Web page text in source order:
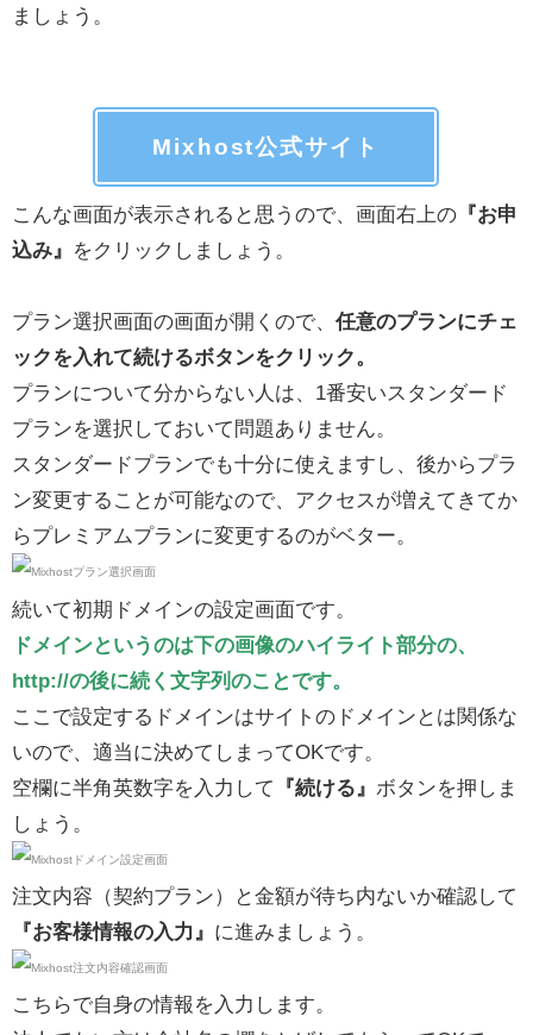
ましょう。
Mixhost公式サイト
こんな画面が表示されると思うので、画面右上の 『お申
込み』
をクリックしましょう。
プラン選択画面の画面が開くので、 任意のプランにチェ
ックを入れて続けるボタンをクリック。
プランについて分からない人は、1番安いスタンダード
プランを選択しておいて問題ありません。
スタンダードプランでも十分に使えますし、後からプラ
ン変更することが可能なので、アクセスが増えてきてか
らプレミアムプランに変更するのがベター。
続いて初期ドメインの設定画面です。
ドメインというのは下の画像のハイライト部分の、
http://の後に続く文字列のことです。
ここで設定するドメインはサイトのドメインとは関係な
いので、適当に決めてしまってOKです。
空欄に半角英数字を入力して
『続ける』 ボタンを押しま
しょう。
注文内容（契約プラン）と金額が待ち内ないか確認して
『お客様情報の入力』 に進みましょう。
こちらで自身の情報を入力します。